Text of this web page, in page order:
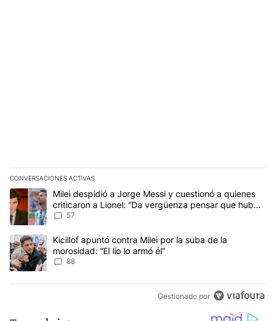
CONVERSACIONES ACTIVAS
Este listado muestra los artículos con más comentarios en los
Un artículo de tendencia con el título "Milei despidió a Jorge
Milei despidió a Jorge Messi y cuestionó a quienes
criticaron a Lionel: “Da vergüenza pensar que hubo
anti-Messi”
57
Un artículo de tendencia con el título "Kicillof apuntó contra Milei
Kicillof apuntó contra Milei por la suba de la
morosidad: “El lío lo armó él”
88
Gestionado por